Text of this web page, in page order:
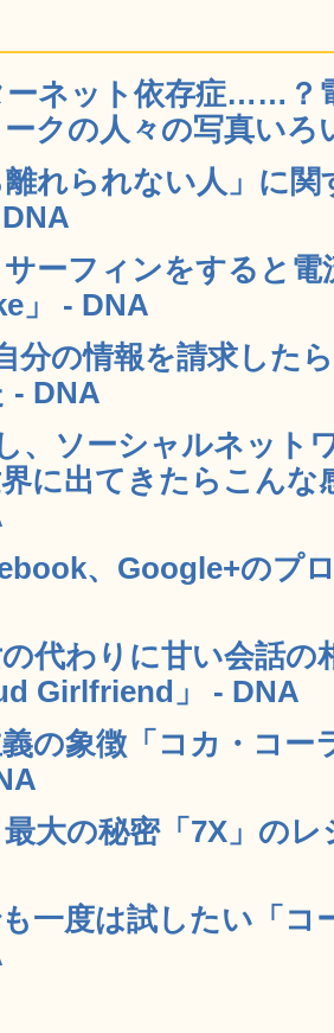
ーネット依存症……？
クの人々の写真いろ
離れられない人」に
ーフィンをすると
」 - DNA
分の情報を請求した
- DNA
、ソーシャルネット
に出てきたらこん
、Google+のプ
代わりに甘い会話
Girlfriend」 - DNA
の象徴「コカ・コー
大の秘密「7X」の
一度は試したい「コ